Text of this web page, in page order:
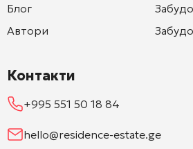
Блог
Автори
Контакти
+995 551 50 18 84
hello@residence-estate.ge